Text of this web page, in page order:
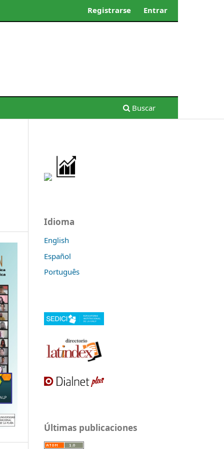
Buscar
Registrarse Entrar
Idioma
English
Español
Português
Últimas publicaciones